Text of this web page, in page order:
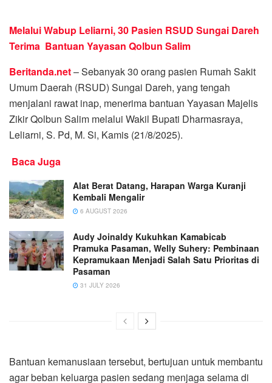
Melalui Wabup Leliarni, 30 Pasien RSUD Sungai Dareh
Terima Bantuan Yayasan Qolbun Salim
Beritanda.net– Sebanyak 30 orang pasien Rumah Sakit
Umum Daerah (RSUD) Sungai Dareh, yang tengah
menjalani rawat inap, menerima bantuan Yayasan Majelis
Zikir Qolbun Salim melalui Wakil Bupati Dharmasraya,
Leliarni, S. Pd, M. Si, Kamis (21/8/2025).
Baca Juga
Alat Berat Datang, Harapan Warga Kuranji
Kembali Mengalir
6 AUGUST 2026
Audy Joinaldy Kukuhkan Kamabicab
Pramuka Pasaman, Welly Suhery: Pembinaan
Kepramukaan Menjadi Salah Satu Prioritas di
Pasaman
31 JULY 2026
Bantuan kemanusiaan tersebut, bertujuan untuk membantu
agar beban keluarga pasien sedang menjaga selama di